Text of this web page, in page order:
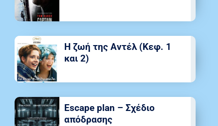
Η ζωή της Αντέλ (Κεφ. 1
και 2)
Escape plan – Σχέδιο
απόδρασης